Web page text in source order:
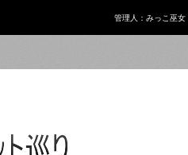
管理人：みっこ巫女